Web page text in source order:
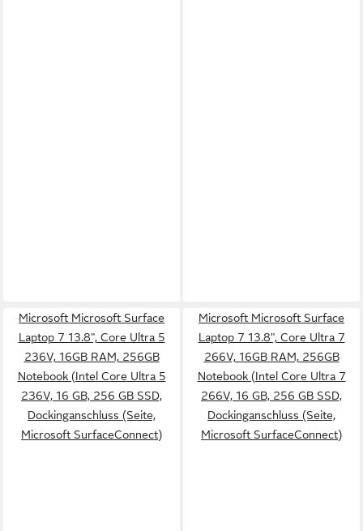
Microsoft Microsoft Surface
Laptop 7 13.8", Core Ultra 5
236V, 16GB RAM, 256GB
Notebook (Intel Core Ultra 5
236V, 16 GB, 256 GB SSD,
Dockinganschluss (Seite,
Microsoft SurfaceConnect)
Microsoft Microsoft Surface
Laptop 7 13.8", Core Ultra 7
266V, 16GB RAM, 256GB
Notebook (Intel Core Ultra 7
266V, 16 GB, 256 GB SSD,
Dockinganschluss (Seite,
Microsoft SurfaceConnect)